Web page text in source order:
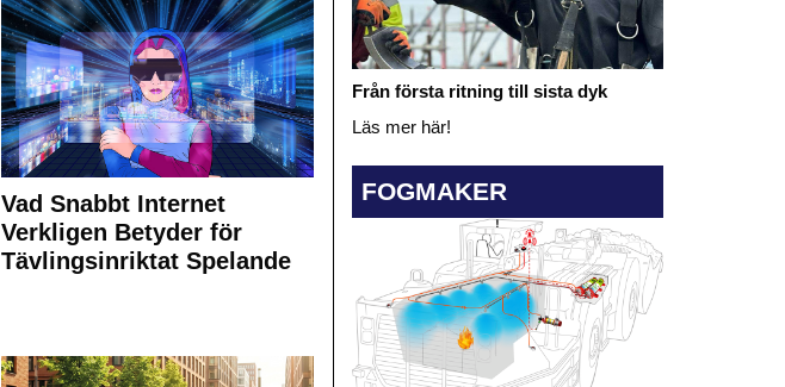
Vad Snabbt Internet
Verkligen Betyder för
Tävlingsinriktat Spelande
Från första ritning till sista dyk
Läs mer här!
FOGMAKER